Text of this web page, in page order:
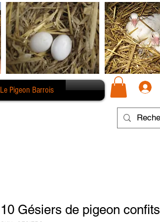
Le Pigeon Barrois
10 Gésiers de pigeon confits